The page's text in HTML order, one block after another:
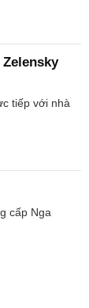
tiếp với nhà
cấp Nga